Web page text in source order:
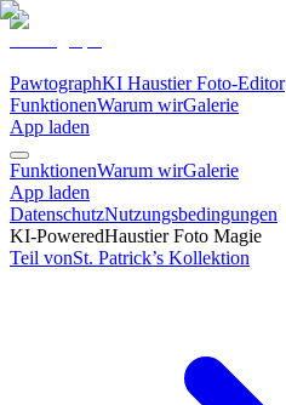
PawtographKI Haustier Foto-Editor
FunktionenWarum wirGalerie
App laden
FunktionenWarum wirGalerie
App laden
DatenschutzNutzungsbedingungen
KI-PoweredHaustier Foto Magie
Teil vonSt. Patrick’s Kollektion